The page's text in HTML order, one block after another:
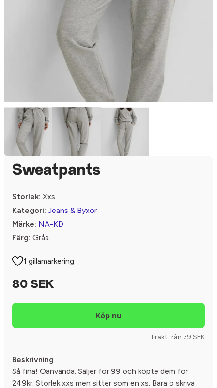
Sweatpants
Storlek: Xxs
Kategori: Jeans & Byxor
Märke: NA-KD
Färg: Gråa
1 gillamarkering
80 SEK
Frakt från 39 SEK
Beskrivning
Så fina! Oanvända. Säljer för 99 och köpte dem för
249kr. Storlek xxs men sitter som en xs. Bara o skriva